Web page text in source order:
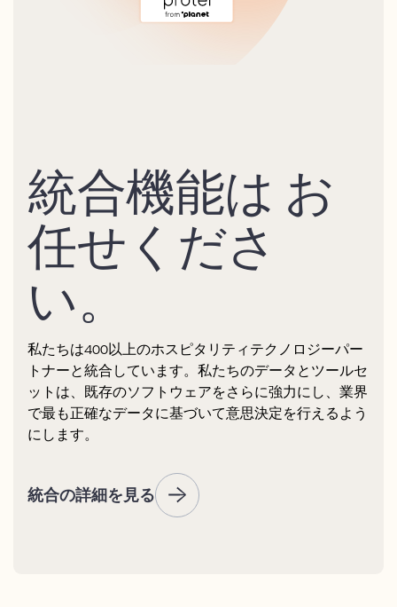
統合機能は お
任せくださ
い。
私たちは400以上のホスピタリティテクノロジーパー
トナーと統合しています。私たちのデータとツールセ
ットは、既存のソフトウェアをさらに強力にし、業界
で最も正確なデータに基づいて意思決定を行えるよう
にします。
統合の詳細を見る